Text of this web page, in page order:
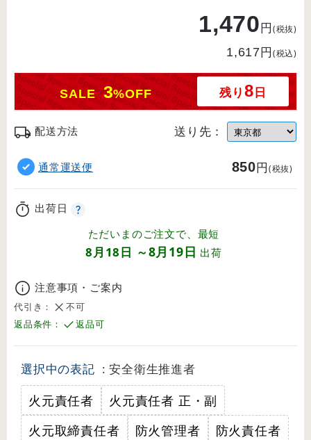
1,470円(税抜)
1,617円(税込)
SALE 3%OFF 残り8日
配送方法 送り先：
通常運送便 850円(税抜)
出荷日
ただいまのご注文で、最短
8月18日 ～8月19日 出荷
注意事項・ご案内
代引き：
不可
返品条件：
返品可
選択中の表記 : 安全衛生推進者
火元責任者
火元責任者 正・副
火元取締責任者
防火管理者
防火責任者